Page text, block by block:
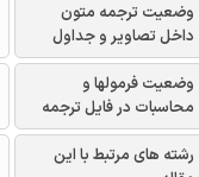
وضعیت ترجمه متون
داخل تصاویر و جداول
وضعیت فرمولها و
محاسبات در فایل ترجمه
رشته های مرتبط با این